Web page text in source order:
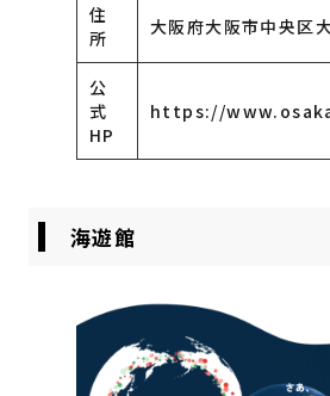
住
所
大阪府大阪市中央区
公
式
HP
https://
海遊館